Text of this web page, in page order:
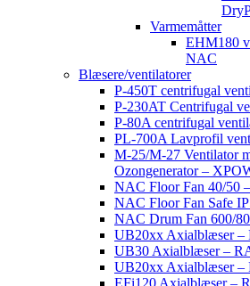
Varmemåtter
EHM180
NAC
Blæsere/ventilatorer
P-450T centrifugal
P-230AT Centrifugal
P-80A centrifugal
PL-700A Lavprofil
M-25/M-27 Ventilator
Ozongenerator –
NAC Floor Fan 40/50
NAC Floor Fan Safe
NAC Drum Fan 600/
UB20xx Axialblæser
UB30 Axialblæser –
UB20xx Axialblæser
EFi120 Axialblæser –